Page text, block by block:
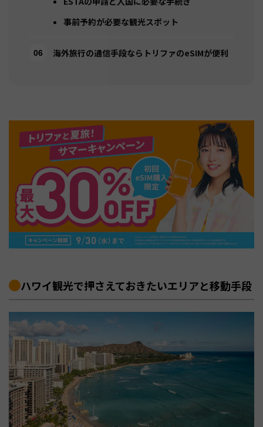
事前予約が必要な観光スポット
海外旅行の通信手段ならトリファのeSIMが便利
ハワイ観光で押さえておきたいエリアと移動手段